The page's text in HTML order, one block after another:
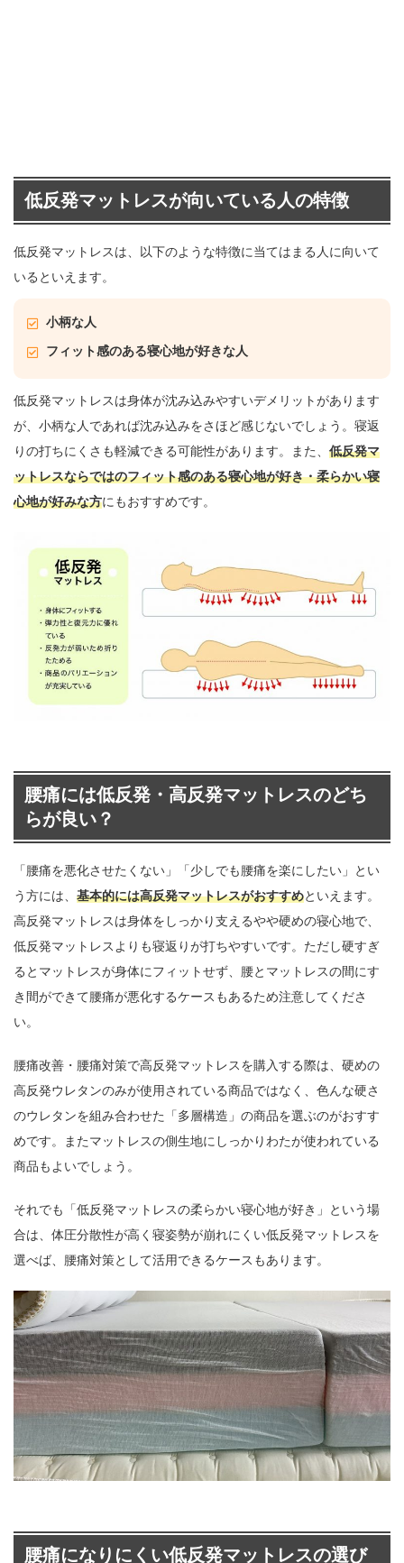
低反発マットレスが向いている人の特徴
低反発マットレスは、以下のような特徴に当てはまる人に向いて
いるといえます。
小柄な人
フィット感のある寝心地が好きな人
低反発マットレスは身体が沈み込みやすいデメリットがあります
が、小柄な人であれば沈み込みをさほど感じないでしょう。寝返
りの打ちにくさも軽減できる可能性があります。また、 低反発マ
ットレスならではのフィット感のある寝心地が好き・柔らかい寝
心地が好みな方にもおすすめです。
腰痛には低反発・高反発マットレスのどち
らが良い？
「腰痛を悪化させたくない」「少しでも腰痛を楽にしたい」とい
う方には、 基本的には高反発マットレスがおすすめといえます。
高反発マットレスは身体をしっかり支えるやや硬めの寝心地で、
低反発マットレスよりも寝返りが打ちやすいです。ただし硬すぎ
るとマットレスが身体にフィットせず、腰とマットレスの間にす
き間ができて腰痛が悪化するケースもあるため注意してくださ
い。
腰痛改善・腰痛対策で高反発マットレスを購入する際は、硬めの
高反発ウレタンのみが使用されている商品ではなく、色んな硬さ
のウレタンを組み合わせた「多層構造」の商品を選ぶのがおすす
めです。またマットレスの側生地にしっかりわたが使われている
商品もよいでしょう。
それでも「低反発マットレスの柔らかい寝心地が好き」という場
合は、体圧分散性が高く寝姿勢が崩れにくい低反発マットレスを
選べば、腰痛対策として活用できるケースもあります。
腰痛になりにくい低反発マットレスの選び